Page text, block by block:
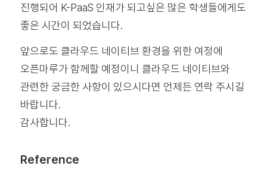
진행되어 K-PaaS 인재가 되고싶은 많은 학생들에게도
좋은 시간이 되었습니다.
앞으로도 클라우드 네이티브 환경을 위한 여정에
오픈마루가 함께할 예정이니 클라우드 네이티브와
관련한 궁금한 사항이 있으시다면 언제든 연락 주시길
바랍니다.
감사합니다.
Reference